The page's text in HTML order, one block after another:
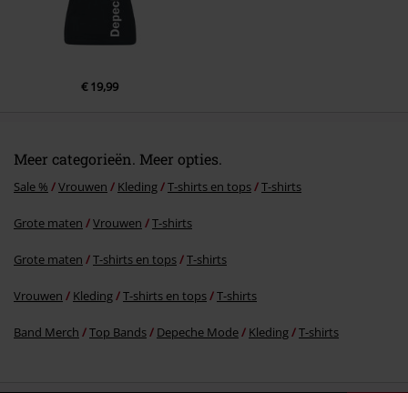
€ 19,99
Meer categorieën. Meer opties.
Sale % Vrouwen Kleding T-shirts en tops T-shirts
Grote maten Vrouwen T-shirts
Grote maten T-shirts en tops T-shirts
Vrouwen Kleding T-shirts en tops T-shirts
Band Merch Top Bands Depeche Mode Kleding T-shirts